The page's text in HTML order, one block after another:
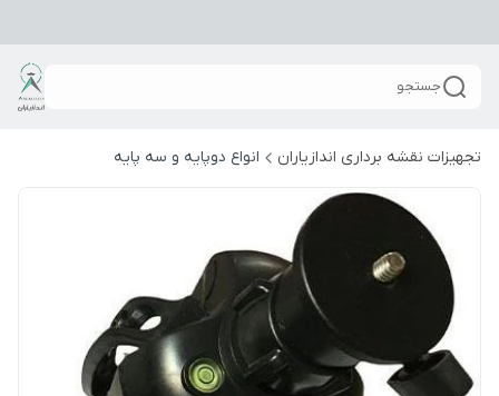
جستجو
تجهیزات نقشه برداری اندازیاران انواع دوپایه و سه پایه